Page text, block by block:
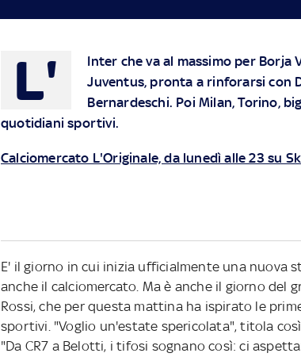
L'
Inter che va al massimo per Borja
Juventus, pronta a rinforarsi con
Bernardeschi. Poi Milan, Torino,
quotidiani sportivi.
Calciomercato L'Originale, da lunedì alle 23 su
E' il giorno in cui inizia ufficialmente una nuova
anche il calciomercato. Ma è anche il giorno del
Rossi, che per questa mattina ha ispirato le
sportivi. "Voglio un'estate spericolata", titola
"Da CR7 a Belotti, i tifosi sognano così: ci